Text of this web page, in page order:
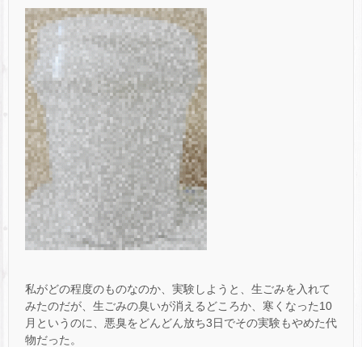
私がどの程度のものなのか、実験しようと、生ごみを入れて
みたのだが、生ごみの臭いが消えるどころか、寒くなった10
月というのに、悪臭をどんどん放ち3日でその実験もやめた代
物だった。